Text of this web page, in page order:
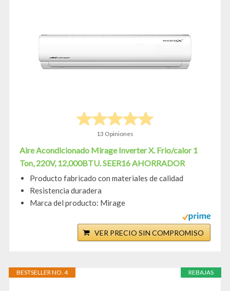
13 Opiniones
Aire Acondicionado Mirage Inverter X. Frio/calor 1
Ton, 220V, 12,000BTU. SEER16 AHORRADOR
Producto fabricado con materiales de calidad
Resistencia duradera
Marca del producto: Mirage
VER PRECIO SIN COMPROMISO
REBAJAS
BESTSELLER NO. 4